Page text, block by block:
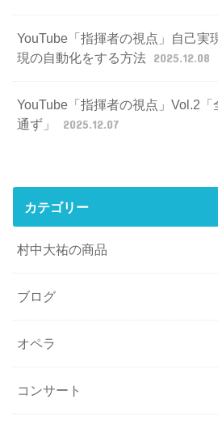
YouTube「指揮者の視点」自己実
現の自動化をする方法 2025.12.08
YouTube「指揮者の視点」Vol.2「
通ず」
2025.12.07
カテゴリー
村中大祐の商品
ブログ
オペラ
コンサート